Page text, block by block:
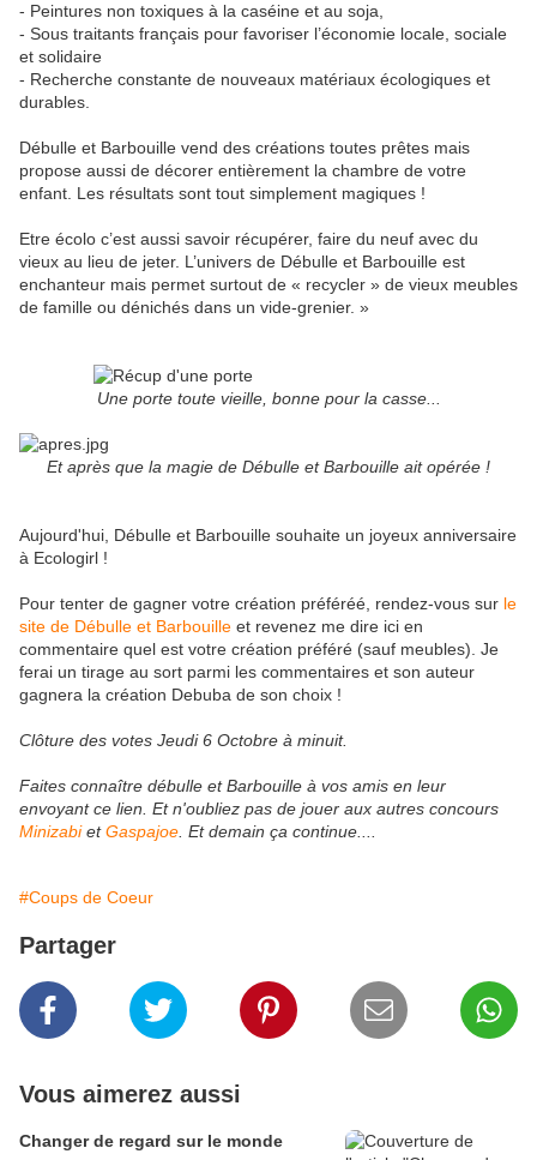
- Peintures non toxiques à la caséine et au soja,
- Sous traitants français pour favoriser l’économie locale, sociale
et solidaire
- Recherche constante de nouveaux matériaux écologiques et
durables.
Débulle et Barbouille vend des créations toutes prêtes mais
propose aussi de décorer entièrement la chambre de votre
enfant. Les résultats sont tout simplement magiques !
Etre écolo c’est aussi savoir récupérer, faire du neuf avec du
vieux au lieu de jeter. L’univers de Débulle et Barbouille est
enchanteur mais permet surtout de « recycler » de vieux meubles
de famille ou dénichés dans un vide-grenier. »
Une porte toute vieille, bonne pour la casse...
Et après que la magie de Débulle et Barbouille ait opérée !
Aujourd'hui, Débulle et Barbouille souhaite un joyeux anniversaire
à Ecologirl !
Pour tenter de gagner votre création préféréé, rendez-vous sur le
site de Débulle et Barbouille et revenez me dire ici en
commentaire quel est votre création préféré (sauf meubles). Je
ferai un tirage au sort parmi les commentaires et son auteur
gagnera la création Debuba de son choix !
Clôture des votes Jeudi 6 Octobre à minuit.
Faites connaître débulle et Barbouille à vos amis en leur
envoyant ce lien. Et n'oubliez pas de jouer aux autres concours
MinizabietGaspajoe . Et demain ça continue....
#Coups de Coeur
Partager
Vous aimerez aussi
Changer de regard sur le monde